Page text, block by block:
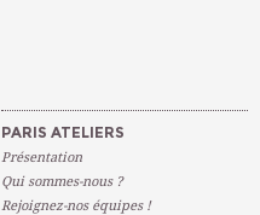
PARIS ATELIERS
Présentation
Qui sommes-nous ?
Rejoignez-nos équipes !